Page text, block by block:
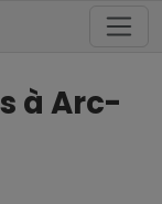
à Arc-